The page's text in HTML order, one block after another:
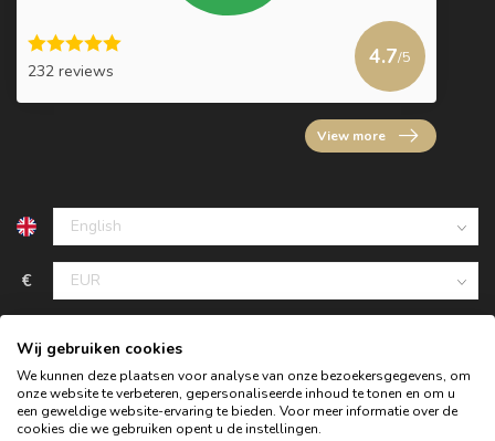
232 reviews
4.7/5
View more
€
Wij gebruiken cookies
We kunnen deze plaatsen voor analyse van onze bezoekersgegevens, om
onze website te verbeteren, gepersonaliseerde inhoud te tonen en om u
een geweldige website-ervaring te bieden. Voor meer informatie over de
cookies die we gebruiken opent u de instellingen.